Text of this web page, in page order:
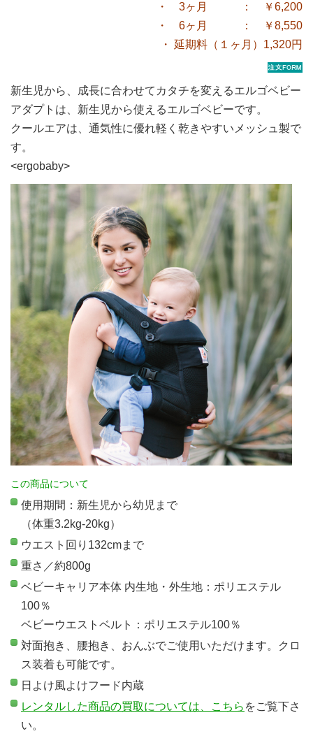
・ 3ヶ月 ： ￥6,200
・ 6ヶ月 ： ￥8,550
・ 延期料（１ヶ月）1,320円
新生児から、成長に合わせてカタチを変えるエルゴベビー
アダプトは、新生児から使えるエルゴベビーです。
クールエアは、通気性に優れ軽く乾きやすいメッシュ製で
す。
<ergobaby>
この商品について
使用期間：新生児から幼児まで
（体重3.2kg-20kg）
ウエスト回り132cmまで
重さ／約800g
ベビーキャリア本体 内生地・外生地：ポリエステル
100％
ベビーウエストベルト：ポリエステル100％
対面抱き、腰抱き、おんぶでご使用いただけます。クロ
ス装着も可能です。
日よけ風よけフード内蔵
レンタルした商品の買取については、こちら をご覧下さ
い。